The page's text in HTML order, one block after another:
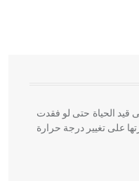
الهندسية التي ارتبطت
ومصر خاصة، حيث يحرص
الواجهات
قيد الحياة حتى لو فقدت
على تغيير درجة حرارة